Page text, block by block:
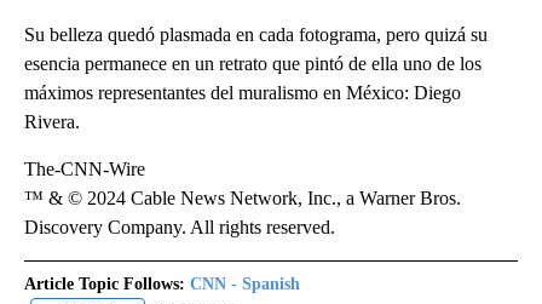
Su belleza quedó plasmada en cada fotograma, pero quizá su
esencia permanece en un retrato que pintó de ella uno de los
máximos representantes del muralismo en México: Diego
Rivera.
The-CNN-Wire
™ & © 2024 Cable News Network, Inc., a Warner Bros.
Discovery Company. All rights reserved.
Article Topic Follows: CNN - Spanish